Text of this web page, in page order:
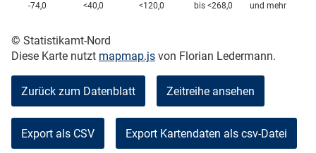
und mehr
bis <268,0
<120,0
<40,0
-74,0
© Statistikamt-Nord
Diese Karte nutzt mapmap.js von Florian Ledermann.
Zurück zum Datenblatt Zeitreihe ansehen
Export als CSV